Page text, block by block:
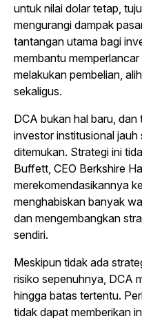
untuk nilai dolar tetap,
mengurangi dampak
tantangan utama bagi
membantu
melakukan pembelian,
sekaligus.
DCA bukan hal baru,
investor institusional
ditemukan. Strategi ini
Buffett, CEO Berkshire
merekomendasikannya
menghabiskan banyak
dan mengembangkan
sendiri.
Meskipun tidak ada
risiko sepenuhnya, DCA
hingga batas tertentu.
tidak dapat memberikan